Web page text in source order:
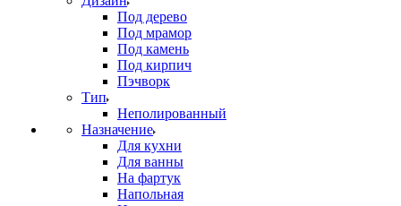
Под дерево
Под мрамор
Под камень
Под кирпич
Пэчворк
Тип
Неполированный
Назначение
Для кухни
Для ванны
На фартук
Напольная